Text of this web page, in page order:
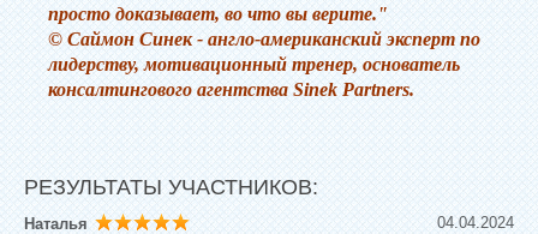
просто доказывает, во что вы верите."
© Саймон Синек - англо-американский эксперт по
лидерству, мотивационный тренер, основатель
консалтингового агентства Sinek Partners.
РЕЗУЛЬТАТЫ УЧАСТНИКОВ:
04.04.2024
Наталья